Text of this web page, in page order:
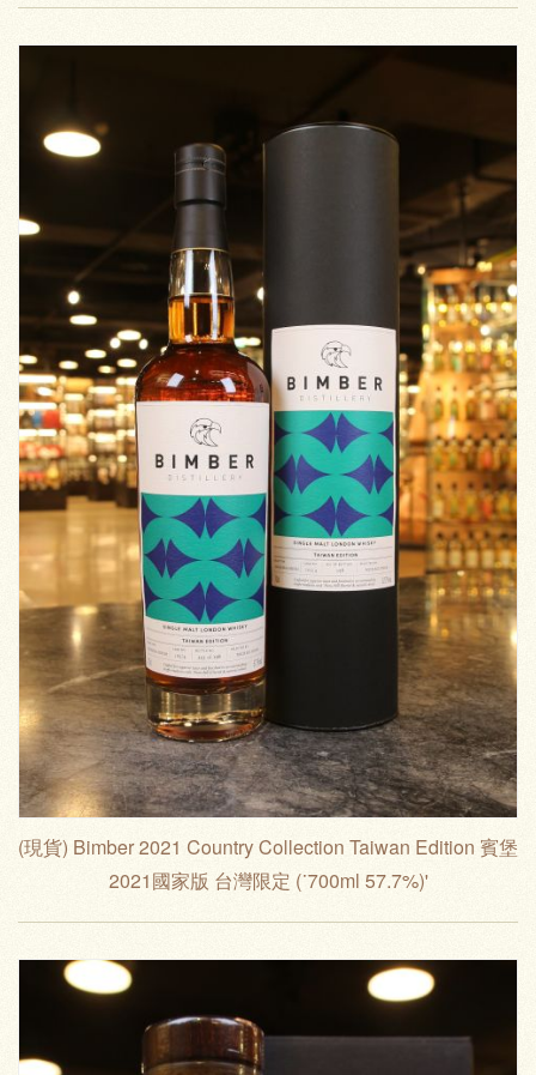
(現貨) Bimber 2021 Country Collection Taiwan Edition 賓堡
2021國家版 台灣限定 (˙700ml 57.7%)'